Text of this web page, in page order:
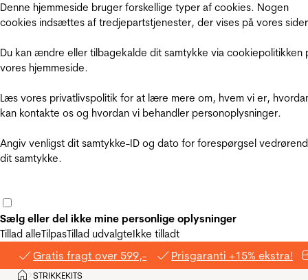
Denne hjemmeside bruger forskellige typer af cookies. Nogen
cookies indsættes af tredjepartstjenester, der vises på vores
Du kan ændre eller tilbagekalde dit samtykke via cookiepolitikken
vores hjemmeside.
Læs vores privatlivspolitik for at lære mere om, hvem vi er,
kan kontakte os og hvordan vi behandler personoplysninger.
Angiv venligst dit samtykke-ID og dato for forespørgsel
dit samtykke.
Sælg eller del ikke mine personlige oplysninger
Tillad alleTilpasTillad udvalgteIkke tilladt
Gratis fragt over 599,- Prisgaranti +15% ekstra!
Hjem
>STRIKKEKITS